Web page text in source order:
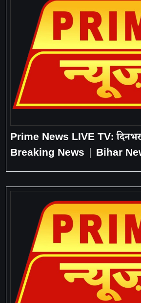
Prime News LIVE TV:
Breaking News | Bihar
Blast | Prime News